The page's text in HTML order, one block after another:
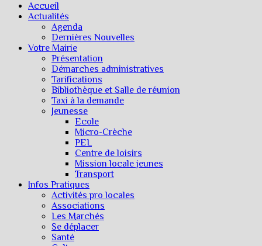
Accueil
Actualités
Agenda
Dernières Nouvelles
Votre Mairie
Présentation
Démarches administratives
Tarifications
Bibliothèque et Salle de réunion
Taxi à la demande
Jeunesse
Ecole
Micro-Crèche
PEL
Centre de loisirs
Mission locale jeunes
Transport
Infos Pratiques
Activités pro locales
Associations
Les Marchés
Se déplacer
Santé